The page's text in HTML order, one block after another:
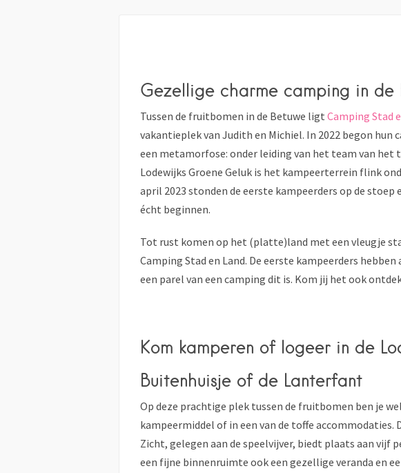
Gezellige charme camping in de
Tussen de fruitbomen in de Betuwe ligt Camping Stad
vakantieplek van Judith en Michiel. In 2022 begon hun
een metamorfose: onder leiding van het team van het
Lodewijks Groene Geluk is het kampeerterrein flink
april 2023 stonden de eerste kampeerders op de stoep
écht beginnen.
Tot rust komen op het (platte)land met een vleugje
Camping Stad en Land. De eerste kampeerders
een parel van een camping dit is. Kom jij het ook
Kom kamperen of logeer in de
Buitenhuisje of de Lanterfant
Op deze prachtige plek tussen de fruitbomen ben je
kampeermiddel of in een van de toffe accommodaties.
Zicht, gelegen aan de speelvijver, biedt plaats aan vijf
een fijne binnenruimte ook een gezellige veranda en